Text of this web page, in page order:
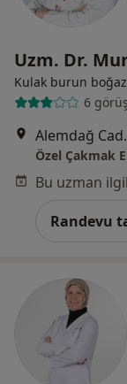
Uzm. Dr.
Kulak burun boğaz
6 görüş
Özel Çakmak
Randevu